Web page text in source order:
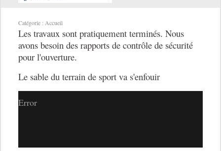
Catégorie : Accueil
Les travaux sont pratiquement terminés. Nous
avons besoin des rapports de contrôle de sécurité
pour l'ouverture.
Le sable du terrain de sport va s'enfouir
Error